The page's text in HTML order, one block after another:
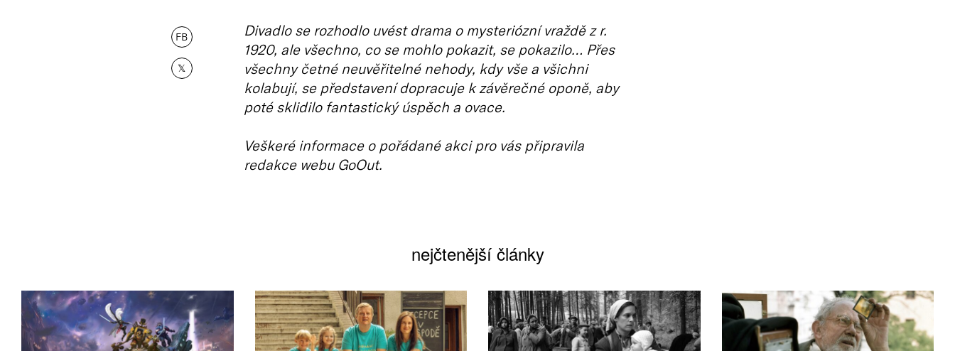
FB
𝕏
Divadlo se rozhodlo uvést drama o mysteriózní vraždě z r.
1920, ale všechno, co se mohlo pokazit, se pokazilo… Přes
všechny četné neuvěřitelné nehody, kdy vše a všichni
kolabují, se představení dopracuje k závěrečné oponě, aby
poté sklidilo fantastický úspěch a ovace.
Veškeré informace o pořádané akci pro vás připravila
redakce webu GoOut.
nejčtenější články